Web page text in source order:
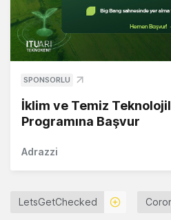
SPONSORLU
İklim ve Temiz
Programına Başvur
Adrazzi
LetsGetChecked